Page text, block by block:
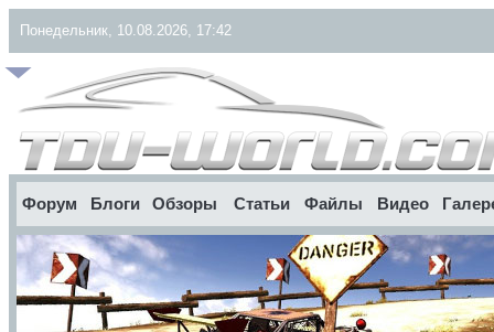
Понедельник, 10.08.2026, 17:42
Форум Блоги Обзоры Статьи Файлы Видео